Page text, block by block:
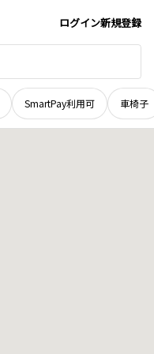
ログイン新規登録
SmartPay利用可 車椅子